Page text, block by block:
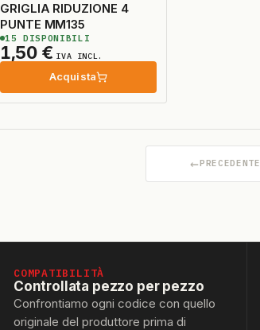
GRIGLIA RIDUZIONE 4
PUNTE MM135
1,50 € IVA INCL.
Acquista
15 DISPONIBILI
←PRECEDENTE
COMPATIBILITÀ
Controllata pezzo per pezzo
Confrontiamo ogni codice con quello
originale del produttore prima di